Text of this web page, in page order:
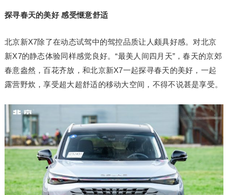
探寻春天的美好 感受惬意舒适
北京新X7除了在动态试驾中的驾控品质让人颇具好感。对北京
新X7的静态体验同样感觉良好。“最美人间四月天”，春天的京郊
春意盎然，百花齐放，和北京新X7一起探寻春天的美好，一起
露营野炊，享受超大超舒适的移动大空间，不得不说甚是享受。